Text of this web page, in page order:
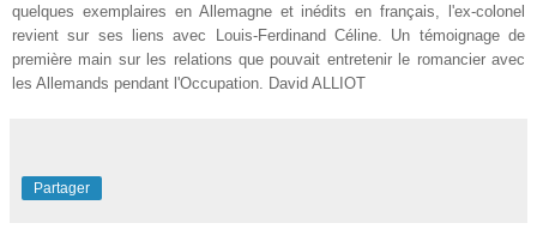
quelques exemplaires en Allemagne et inédits en français, l'ex-colonel
revient sur ses liens avec Louis-Ferdinand Céline. Un témoignage de
première main sur les relations que pouvait entretenir le romancier avec
les Allemands pendant l'Occupation. David ALLIOT
Partager